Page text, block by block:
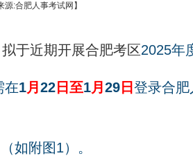
:合肥人事考试网】
拟于近期开展合肥考区2025年
在1月 22 日至1月 29 日 登录合肥
如附图1）。